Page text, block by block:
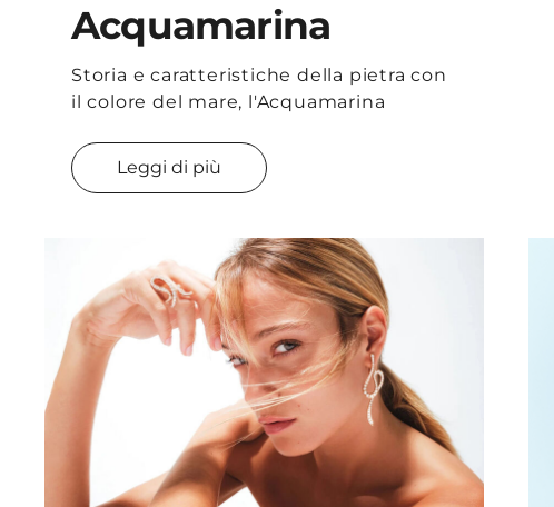
Acquamarina
Storia e caratteristiche della pietra con
il colore del mare, l'Acquamarina
Leggi di più